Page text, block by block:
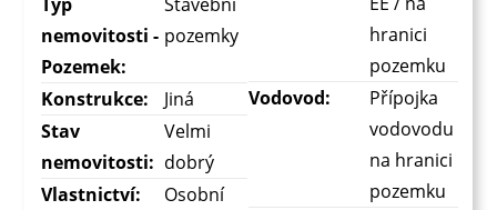
nemovitosti -
Pozemek:
pozemky
Konstrukce:
Jiná
Stav
nemovitosti:
Velmi
dobrý
Vlastnictví:
Osobní
hranici
pozemku
Vodovod:
Přípojka
vodovodu
na hranici
pozemku